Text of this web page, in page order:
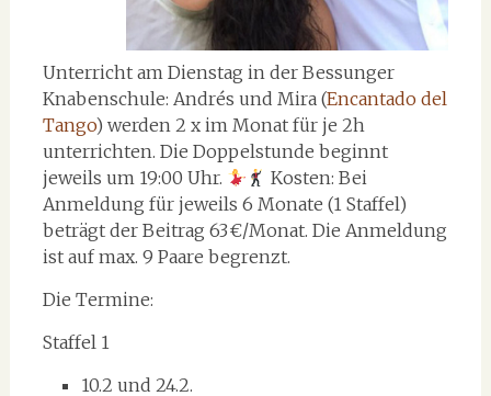
Unterricht am Dienstag in der Bessunger
Knabenschule: Andrés und Mira (Encantado del
Tango) werden 2 x im Monat für je 2h
unterrichten. Die Doppelstunde beginnt
jeweils um 19:00 Uhr.
Kosten: Bei
Anmeldung für jeweils 6 Monate (1 Staffel)
beträgt der Beitrag 63 €/Monat. Die Anmeldung
ist auf max. 9 Paare begrenzt.
Die Termine:
Staffel 1
10.2 und 24.2.